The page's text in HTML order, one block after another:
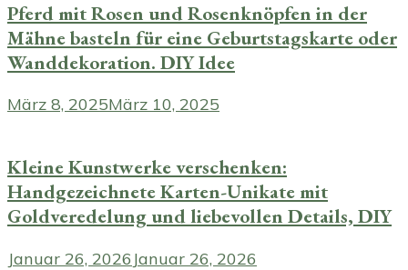
Pferd mit Rosen und Rosenknöpfen in der
Mähne basteln für eine Geburtstagskarte oder
Wanddekoration. DIY Idee
März 8, 2025März 10, 2025
Kleine Kunstwerke verschenken:
Handgezeichnete Karten-Unikate mit
Goldveredelung und liebevollen Details, DIY
Januar 26, 2026 Januar 26, 2026